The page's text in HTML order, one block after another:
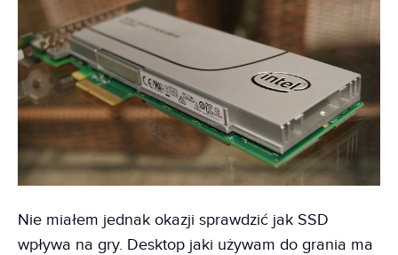
Nie miałem jednak okazji sprawdzić jak SSD
wpływa na gry. Desktop jaki używam do grania ma